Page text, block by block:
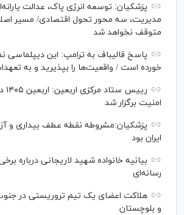
پزشکیان: توسعه انرژی پاک، عدالت
مدیریت، سه محور تحول اقتصادی/ مسیر
متوقف نخواهد شد
پاسخ قالیباف به ترامپ: این
خورده است / واقعیت‌ها را بپذیرید و به
امنیت برگزار شد
پزشکیان:مشروطه نقطه عطف بیداری و
ایران بود
بیانیه خانواده شهید لاریجانی درباره
رسانه‌ای
هلاکت اعضای یک تیم تروریستی در
و بلوچستان